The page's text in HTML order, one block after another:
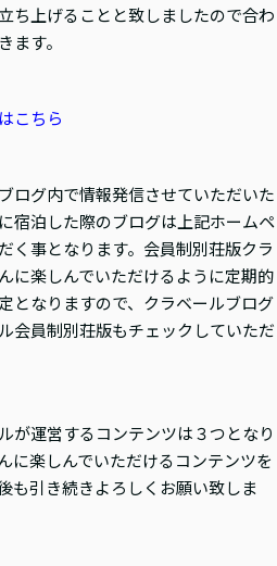
ち上げることと致しましたので合わ
ます。
こちら
ログ内で情報発信させていただいた
宿泊した際のブログは上記ホームペ
く事となります。会員制別荘版クラ
に楽しんでいただけるように定期的
となりますので、クラベールブログ
会員制別荘版もチェックしていただ
が運営するコンテンツは３つとなり
に楽しんでいただけるコンテンツを
も引き続きよろしくお願い致しま